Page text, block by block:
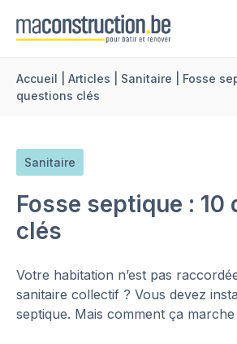
Accueil Articles Sanitaire
Fosse
questions clés
Sanitaire
Fosse septique : 10
clés
Votre habitation n’est pas
sanitaire collectif ? Vous devez
septique. Mais comment ça marche